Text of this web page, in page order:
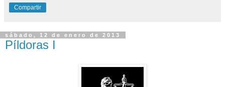
Compartir
sábado, 12 de enero de 2013
Píldoras I